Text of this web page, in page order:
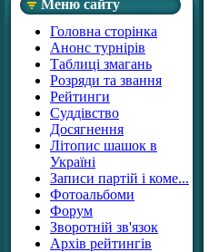
Меню сайту
Головна сторінка
Анонс турнірів
Таблиці змагань
Розряди та звання
Рейтинги
Суддівство
Досягнення
Літопис шашок в
Україні
Записи партій і коме...
Фотоальбоми
Форум
Зворотній зв'язок
Архів рейтингів